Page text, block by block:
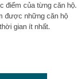
điểm của từng căn hộ.
được những căn hộ
gian ít nhất.